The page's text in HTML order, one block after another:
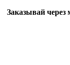
Заказывай